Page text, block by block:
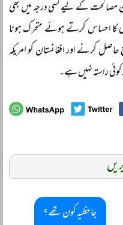
مصالحت کے لیے کسی درجہ میں بھی
کا احساس کرتے ہوئے متحرک ہونا
حاصل کرنے اور افغانستان کو امریکہ
راستہ نہیں ہے۔
جاحظیہ کون تھے؟